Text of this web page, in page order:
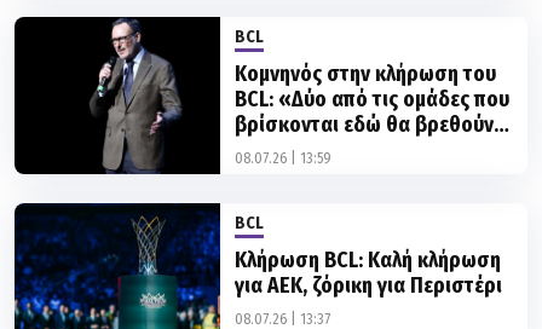
BCL
Κομνηνός στην κλήρωση του
BCL: «Δύο από τις ομάδες που
βρίσκονται εδώ θα βρεθούν
στο NBA Europe»
08.07.26 | 13:59
BCL
Κλήρωση BCL: Καλή κλήρωση
για ΑΕΚ, ζόρικη για Περιστέρι
08.07.26 | 13:37